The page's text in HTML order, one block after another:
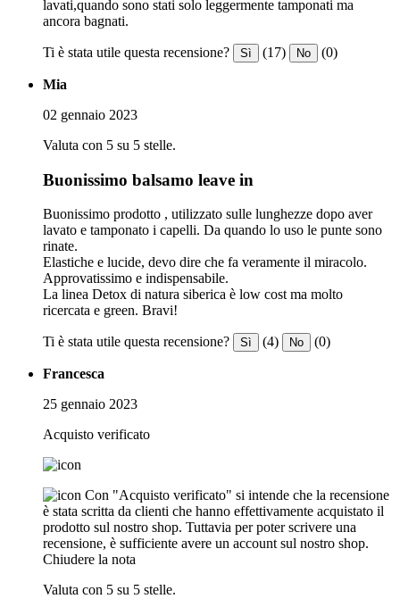
lavati,quando sono stati solo leggermente tamponati ma
ancora bagnati.
Ti è stata utile questa recensione? Sì (17) No (0)
Mia
02 gennaio 2023
Valuta con 5 su 5 stelle.
Buonissimo balsamo leave in
Buonissimo prodotto , utilizzato sulle lunghezze dopo aver
lavato e tamponato i capelli. Da quando lo uso le punte sono
rinate.
Elastiche e lucide, devo dire che fa veramente il miracolo.
Approvatissimo e indispensabile.
La linea Detox di natura siberica è low cost ma molto
ricercata e green. Bravi!
Ti è stata utile questa recensione? Sì (4) No (0)
Francesca
25 gennaio 2023
Acquisto verificato
Con "Acquisto verificato" si intende che la recensione
è stata scritta da clienti che hanno effettivamente acquistato il
prodotto sul nostro shop. Tuttavia per poter scrivere una
recensione, è sufficiente avere un account sul nostro shop.
Chiudere la nota
Valuta con 5 su 5 stelle.